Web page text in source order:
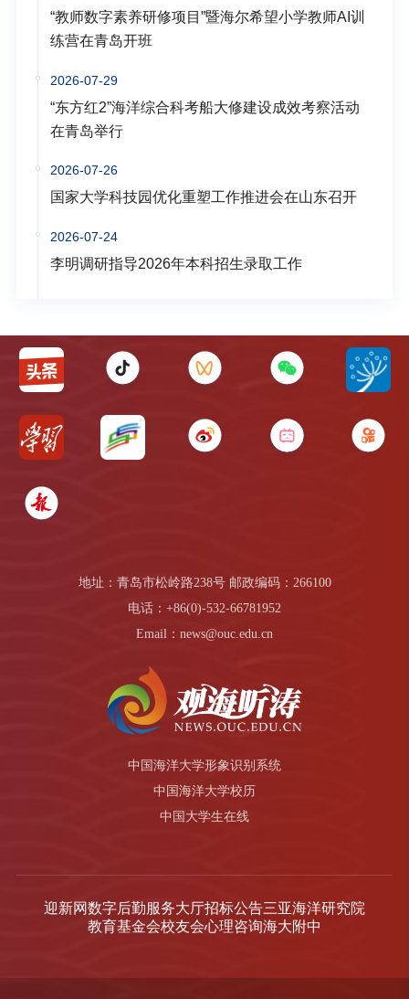
“教师数字素养研修项目”暨海尔希望小学教师AI训
练营在青岛开班
2026-07-29
“东方红2”海洋综合科考船大修建设成效考察活动
在青岛举行
2026-07-26
国家大学科技园优化重塑工作推进会在山东召开
2026-07-24
李明调研指导2026年本科招生录取工作
地址：青岛市松岭路238号 邮政编码：266100
电话：+86(0)-532-66781952
Email：news@ouc.edu.cn
中国海洋大学形象识别系统
中国海洋大学校历
中国大学生在线
迎新网数字后勤服务大厅招标公告三亚海洋研究院
教育基金会校友会心理咨询海大附中